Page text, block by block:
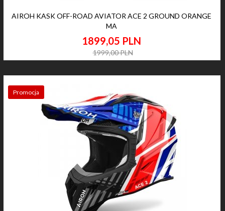
AIROH KASK OFF-ROAD AVIATOR ACE 2 GROUND ORANGE
MA
1899,05 PLN
1999,00 PLN
Promocja